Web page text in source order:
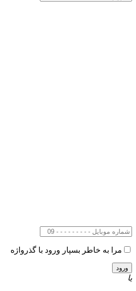
مرا به خاطر بسپار ورود با گذرواژه
یا